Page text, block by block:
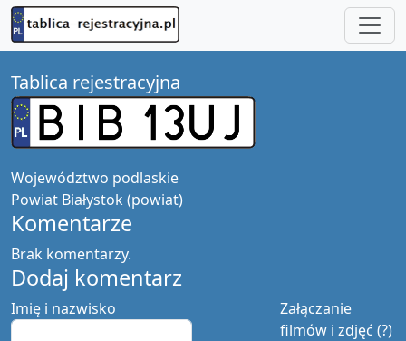
Tablica rejestracyjna
Województwo podlaskie
Powiat Białystok (powiat)
Komentarze
Brak komentarzy.
Dodaj komentarz
Załączanie
filmów i zdjęć (?)
Imię i nazwisko